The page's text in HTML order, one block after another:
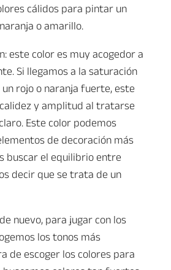
cálidos para pintar un
o amarillo.
este color es muy acogedor a
Si llegamos a la saturación
rojo o naranja fuerte, este
y amplitud al tratarse
Este color podemos
de decoración más
buscar el equilibrio entre
decir que se trata de un
nuevo, para jugar con los
los tonos más
de escoger los colores para